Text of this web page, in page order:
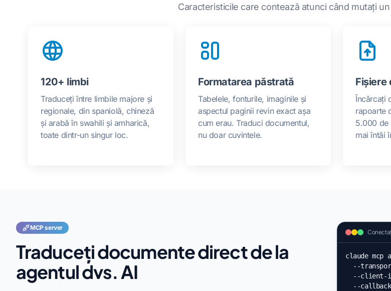
Caracteristicile care contează atunci când mutați
120+ limbi
Traduceți între limbile majore și
regionale, din spaniolă, chineză
și arabă în swahili și amharică,
toate dintr-un singur loc.
Formatarea păstrată
Tabelele, fonturile, imaginile și
aspectul paginii revin exact așa
cum erau. Traduci documentul,
nu doar cuvintele.
Fișiere
Încărcați
rapoarte
5.000 de
mai întâi
MCP server
Traduceți documente direct de la
agentul dvs. AI
claude mcp
--
--client-
--